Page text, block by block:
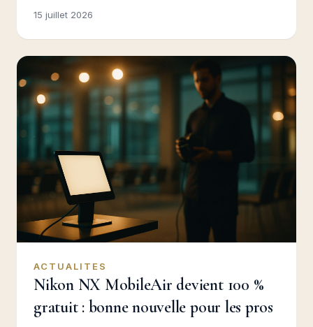
15 juillet 2026
ACTUALITES
Nikon NX MobileAir devient 100 %
gratuit : bonne nouvelle pour les pros